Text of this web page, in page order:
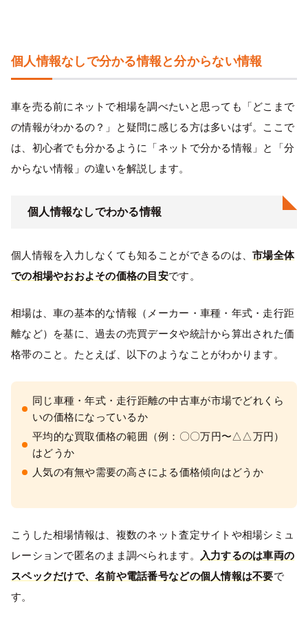
個人情報なしで分かる情報と分からない情報
車を売る前にネットで相場を調べたいと思っても「どこまで
の情報がわかるの？」と疑問に感じる方は多いはず。ここで
は、初心者でも分かるように「ネットで分かる情報」と「分
からない情報」の違いを解説します。
個人情報なしでわかる情報
個人情報を入力しなくても知ることができるのは、市場全体
での相場やおおよその価格の目安です。
相場は、車の基本的な情報（メーカー・車種・年式・走行距
離など）を基に、過去の売買データや統計から算出された価
格帯のこと。たとえば、以下のようなことがわかります。
同じ車種・年式・走行距離の中古車が市場でどれくら
いの価格になっているか
平均的な買取価格の範囲（例：〇〇万円〜△△万円）
はどうか
人気の有無や需要の高さによる価格傾向はどうか
こうした相場情報は、複数のネット査定サイトや相場シミュ
レーションで匿名のまま調べられます。
入力するのは車両の
スペックだけで、名前や電話番号などの個人情報は不要で
す。